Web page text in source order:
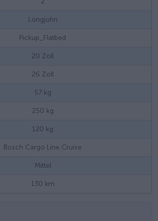
Longjohn
Pickup_Flatbed
20 Zoll
26 Zoll
57 kg
250 kg
120 kg
Bosch Cargo Line Cruise
Mittel
130 km